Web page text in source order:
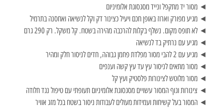
◄ מסור יד מתקפל ונייד מסגסוגת אלומיניום
◄ מגיע מפורק וארוז באופן חכם ויעיל כצינור דק וקל לנשיאה ואחסנה בתרמיל
◄ לא תופס מקום. נשלף בקלות להרכבה מהירה בשטח. קל משקל. רק 290 גרם
◄ מגיע עם נרתיק בד לנשיאה
◄ מגיע עם 2 להבי מסור מפלדת פחמן גבוהה, חדים לניסור חלק ומהיר
◄ מסור מתאים לניסור עץ עד עץ קשה וענפים
◄ מסור מלוטש לצינורות פלסטיק ועץ קל
◄ צינורות וגוף המסור עשויים מסגסוגת אלומיניום תעופתי עם טיפול נגד חלודה
◄ המסור בעל קשיחות ועמידות מעולים לעבודות ניסור בשטח בכל מזג אוויר